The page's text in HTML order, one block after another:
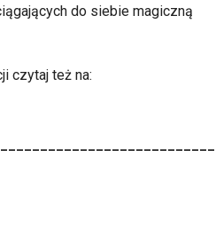
do siebie magiczną
czytaj też na: